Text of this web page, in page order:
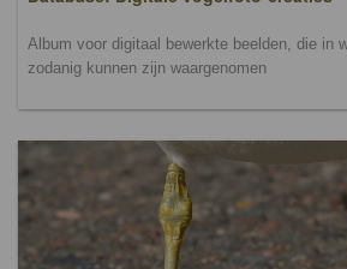
Album voor digitaal bewerkte beelden, die in
zodanig kunnen zijn waargenomen